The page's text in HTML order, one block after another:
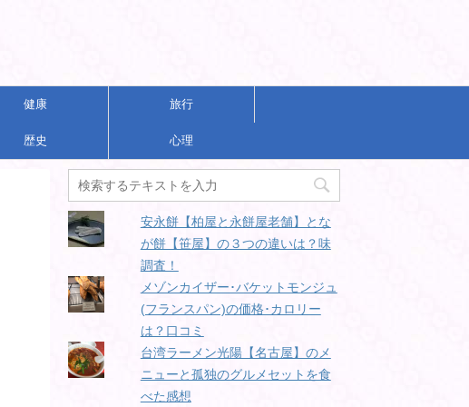
健康 旅行
歴史 心理
安永餅【柏屋と永餅屋老舗】とな
が餅【笹屋】の３つの違いは？味
調査！
メゾンカイザー･バケットモンジュ
(フランスパン)の価格･カロリー
は？口コミ
台湾ラーメン光陽【名古屋】のメ
ニューと孤独のグルメセットを食
べた感想